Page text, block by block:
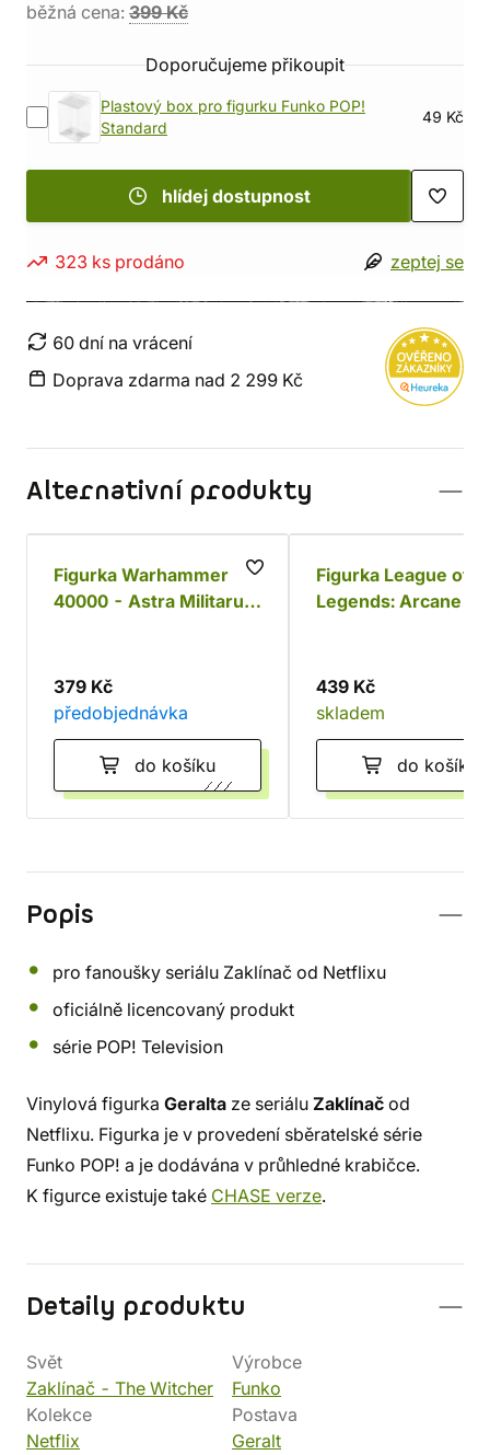
běžná cena: 399 Kč
Doporučujeme přikoupit
Plastový box pro figurku Funko POP!
Standard
49 Kč
hlídej dostupnost
323 ks prodáno zeptej se
60 dní na vrácení
Doprava zdarma nad 2 299 Kč
Alternativní produkty
Figurka Warhammer
40000 - Astra Militarum
379 Kč
předobjednávka
do košíku
Figurka League of
Legends: Arcane -
439 Kč
skladem
do košíku
Popis
pro fanoušky seriálu Zaklínač od Netflixu
oficiálně licencovaný produkt
série POP! Television
Vinylová figurka Geralta ze seriálu Zaklínač od
Netflixu. Figurka je v provedení sběratelské série
Funko POP! a je dodávána v průhledné krabičce.
K figurce existuje také CHASE verze.
Detaily produktu
Svět
Zaklínač - The Witcher
Výrobce
Funko
Kolekce
Netflix
Postava
Geralt